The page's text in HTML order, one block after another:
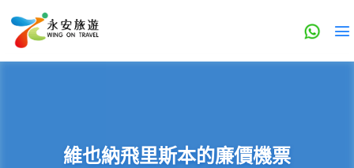
維也納飛里斯本的廉價機票